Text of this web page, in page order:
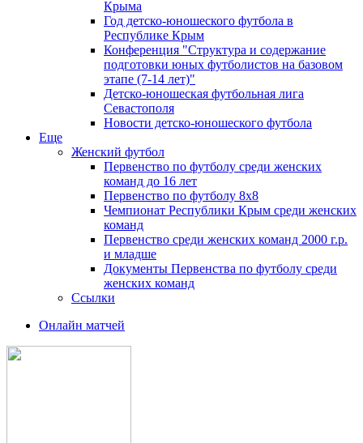
Крыма
Год детско-юношеского футбола в
Республике Крым
Конференция "Структура и содержание
подготовки юных футболистов на базовом
этапе (7-14 лет)"
Детско-юношеская футбольная лига
Севастополя
Новости детско-юношеского футбола
Еще
Женский футбол
Первенство по футболу среди женских
команд до 16 лет
Первенство по футболу 8х8
Чемпионат Республики Крым среди женских
команд
Первенство среди женских команд 2000 г.р.
и младше
Документы Первенства по футболу среди
женских команд
Ссылки
Онлайн матчей